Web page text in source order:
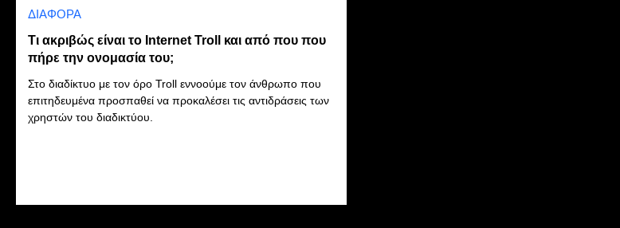
Τι ακριβώς είναι το Internet Troll και από που που
πήρε την ονομασία του;
Στο διαδίκτυο με τον όρο Troll εννοούμε τον άνθρωπο που
επιτηδευμένα προσπαθεί να προκαλέσει τις αντιδράσεις των
χρηστών του διαδικτύου.
ΔΙΑΦΟΡΑ